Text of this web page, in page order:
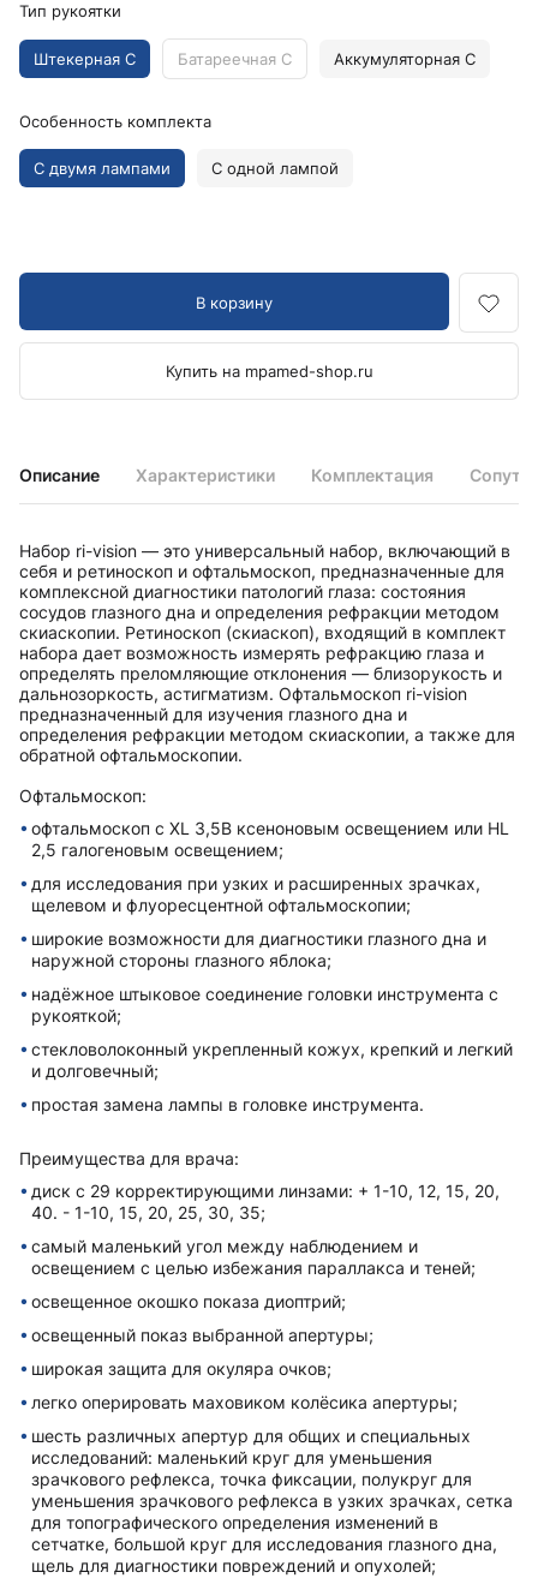
Описание Характеристики Комплектация
Набор ri-vision — это универсальный набор, включающий в
себя и ретиноскоп и офтальмоскоп, предназначенные для
комплексной диагностики патологий глаза: состояния
сосудов глазного дна и определения рефракции методом
скиаскопии. Ретиноскоп (скиаскоп), входящий в комплект
набора дает возможность измерять рефракцию глаза и
определять преломляющие отклонения — близорукость и
дальнозоркость, астигматизм. Офтальмоскоп ri-vision
предназначенный для изучения глазного дна и
определения рефракции методом скиаскопии, а также для
обратной офтальмоскопии.
Офтальмоскоп:
офтальмоскоп с XL 3,5В ксеноновым освещением или HL
2,5 галогеновым освещением;
для исследования при узких и расширенных зрачках,
щелевом и флуоресцентной офтальмоскопии;
широкие возможности для диагностики глазного дна и
наружной стороны глазного яблока;
надёжное штыковое соединение головки инструмента с
рукояткой;
стекловолоконный укрепленный кожух, крепкий и легкий
и долговечный;
простая замена лампы в головке инструмента.
Преимущества для врача:
диск с 29 корректирующими линзами: + 1-10, 12, 15, 20,
40. - 1-10, 15, 20, 25, 30, 35;
самый маленький угол между наблюдением и
освещением с целью избежания параллакса и теней;
освещенное окошко показа диоптрий;
освещенный показ выбранной апертуры;
широкая защита для окуляра очков;
легко оперировать маховиком колёсика апертуры;
шесть различных апертур для общих и специальных
исследований: маленький круг для уменьшения
зрачкового рефлекса, точка фиксации, полукруг для
уменьшения зрачкового рефлекса в узких зрачках, сетка
для топографического определения изменений в
сетчатке, большой круг для исследования глазного дна,
щель для диагностики повреждений и опухолей;
Тип рукоятки
Штекерная C Батареечная C Аккумуляторная C
Особенность комплекта
С двумя лампами С одной лампой
В корзину
Купить на mpamed-shop.ru